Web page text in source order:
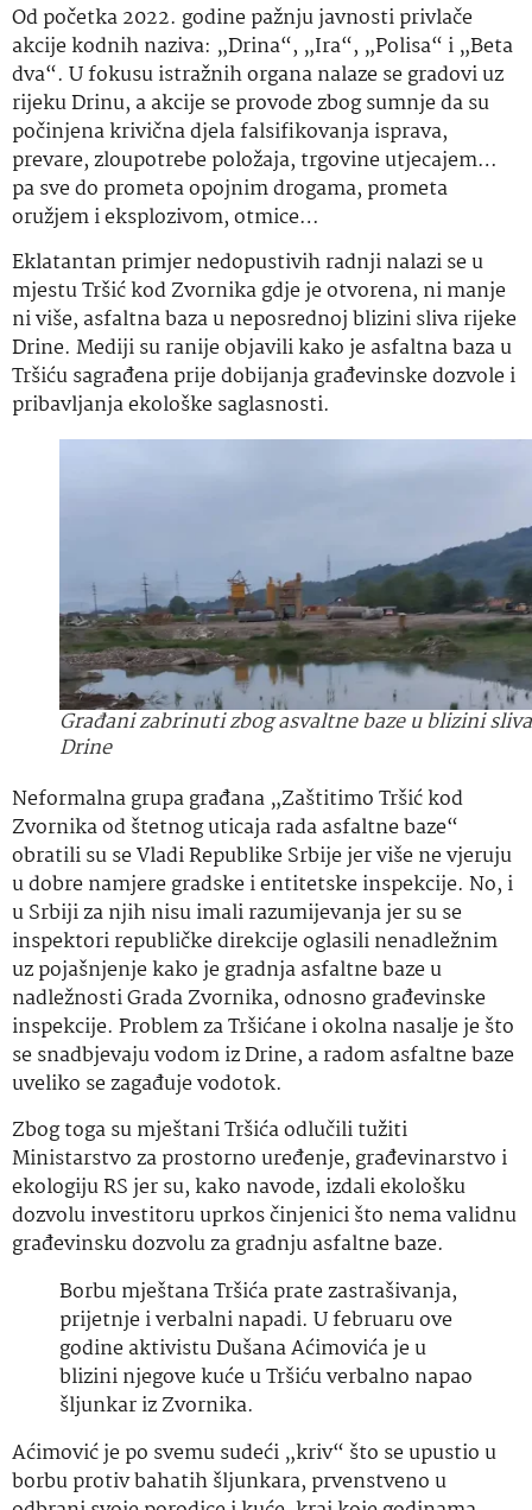
Od početka 2022. godine pažnju javnosti privlače
akcije kodnih naziva: „Drina“, „Ira“, „Polisa“ i „Beta
dva“. U fokusu istražnih organa nalaze se gradovi uz
rijeku Drinu, a akcije se provode zbog sumnje da su
počinjena krivična djela falsifikovanja isprava,
prevare, zloupotrebe položaja, trgovine utjecajem…
pa sve do prometa opojnim drogama, prometa
oružjem i eksplozivom, otmice…
Eklatantan primjer nedopustivih radnji nalazi se u
mjestu Tršić kod Zvornika gdje je otvorena, ni manje
ni više, asfaltna baza u neposrednoj blizini sliva rijeke
Drine. Mediji su ranije objavili kako je asfaltna baza u
Tršiću sagrađena prije dobijanja građevinske dozvole i
pribavljanja ekološke saglasnosti.
Građani zabrinuti zbog asvaltne baze u blizini sliva
Drine
Neformalna grupa građana „Zaštitimo Tršić kod
Zvornika od štetnog uticaja rada asfaltne baze“
obratili su se Vladi Republike Srbije jer više ne vjeruju
u dobre namjere gradske i entitetske inspekcije. No, i
u Srbiji za njih nisu imali razumijevanja jer su se
inspektori republičke direkcije oglasili nenadležnim
uz pojašnjenje kako je gradnja asfaltne baze u
nadležnosti Grada Zvornika, odnosno građevinske
inspekcije. Problem za Tršićane i okolna nasalje je što
se snadbjevaju vodom iz Drine, a radom asfaltne baze
uveliko se zagađuje vodotok.
Zbog toga su mještani Tršića odlučili tužiti
Ministarstvo za prostorno uređenje, građevinarstvo i
ekologiju RS jer su, kako navode, izdali ekološku
dozvolu investitoru uprkos činjenici što nema validnu
građevinsku dozvolu za gradnju asfaltne baze.
Borbu mještana Tršića prate zastrašivanja,
prijetnje i verbalni napadi. U februaru ove
godine aktivistu Dušana Aćimovića je u
blizini njegove kuće u Tršiću verbalno napao
šljunkar iz Zvornika.
Aćimović je po svemu sudeći „kriv“ što se upustio u
borbu protiv bahatih šljunkara, prvenstveno u